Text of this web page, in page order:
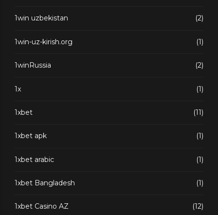
1win uzbekistan (2)
1win-uz-kirish.org (1)
1winRussia (2)
1x (1)
1xbet (11)
1xbet apk (1)
1xbet arabic (1)
1xbet Bangladesh (1)
1xbet Casino AZ (12)